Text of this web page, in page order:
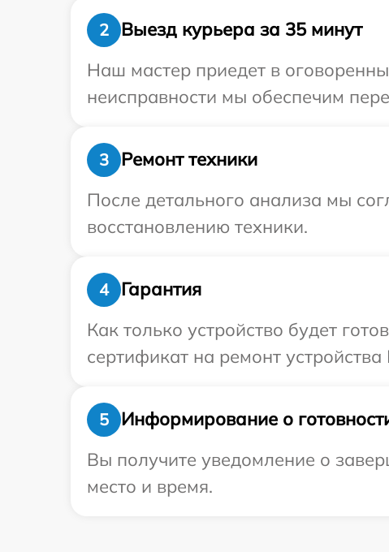
2
Выезд курьера за 35 минут
Наш мастер приедет в
неисправности мы обеспечим
3
Ремонт техники
После детального анализа мы
восстановлению техники.
4
Гарантия
Как только устройство будет
сертификат на ремонт
5
Информирование о
Вы получите уведомление о
место и время.